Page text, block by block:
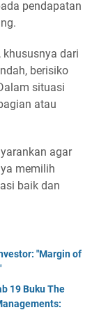
pendapatan
khususnya dari
berisiko
situasi
atau
agar
memilih
baik dan
"Margin of
19 Buku The